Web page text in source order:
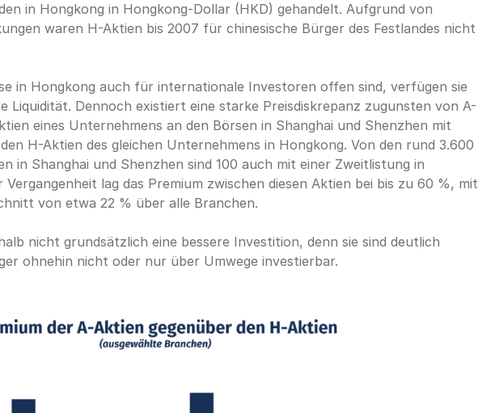
in Hongkong in Hongkong-Dollar (HKD) gehandelt. Aufgrund von
waren H-Aktien bis 2007 für chinesische Bürger des Festlandes nicht
in Hongkong auch für internationale Investoren offen sind, verfügen sie
Liquidität. Dennoch existiert eine starke Preisdiskrepanz zugunsten von A-
eines Unternehmens an den Börsen in Shanghai und Shenzhen mit
H-Aktien des gleichen Unternehmens in Hongkong. Von den rund 3.600
in Shanghai und Shenzhen sind 100 auch mit einer Zweitlistung in
lag das Premium zwischen diesen Aktien bei bis zu 60 %, mit
von etwa 22 % über alle Branchen.
nicht grundsätzlich eine bessere Investition, denn sie sind deutlich
ohnehin nicht oder nur über Umwege investierbar.